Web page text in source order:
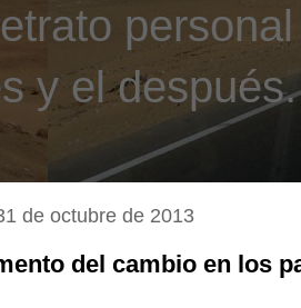
y el después.
de octubre de 2013
del cambio en los